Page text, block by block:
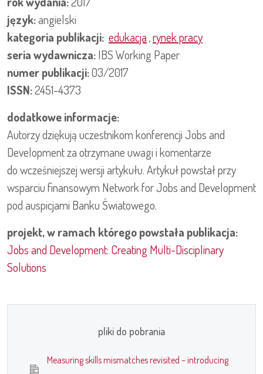
język:angielski
kategoria publikacji: edukacja,rynek pracy
seria wydawnicza:IBS Working Paper
numer publikacji:03/2017
ISSN:2451-4373
dodatkowe informacje:
Autorzy dziękują uczestnikom konferencji Jobs and
Development za otrzymane uwagi i komentarze
do wcześniejszej wersji artykułu. Artykuł powstał przy
wsparciu finansowym Network for Jobs and Development
pod auspicjami Banku Światowego.
projekt, w ramach którego powstała publikacja:
Jobs and Development: Creating Multi-Disciplinary
Solutions
pliki do pobrania
Measuring skills mismatches revisited – introducing